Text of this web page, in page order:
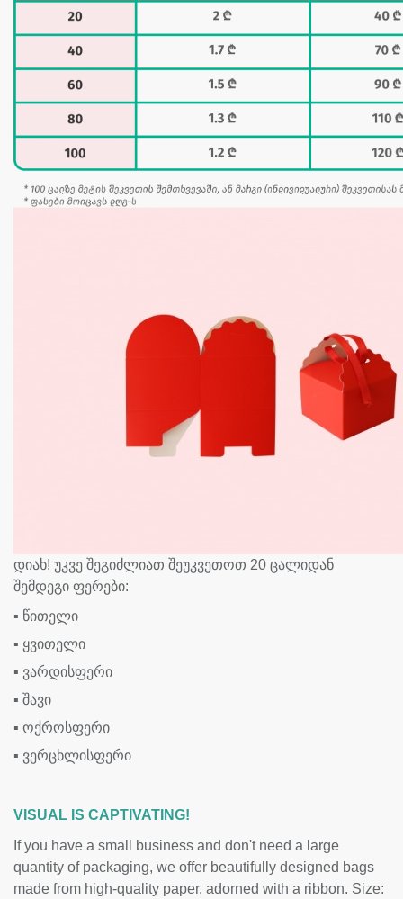
დიახ! უკვე შეგიძლიათ შეუკვეთოთ 20 ცალიდან
შემდეგი ფერები:
▪ წითელი
▪ ყვითელი
▪ ვარდისფერი
▪ შავი
▪ ოქროსფერი
▪ ვერცხლისფერი
VISUAL IS CAPTIVATING!
If you have a small business and don't need a large
quantity of packaging, we offer beautifully designed bags
made from high-quality paper, adorned with a ribbon. Size: